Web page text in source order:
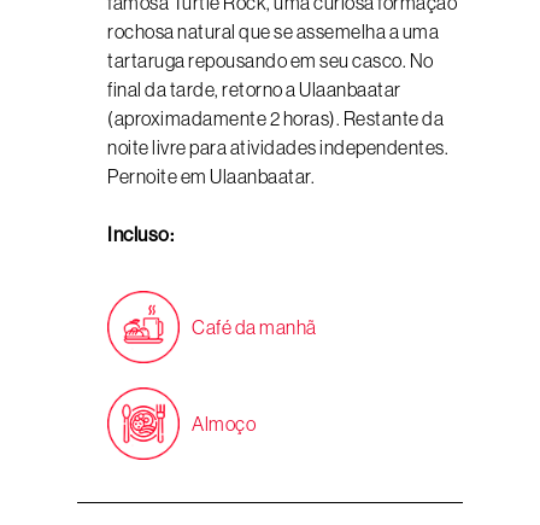
rochosa natural que se assemelha a uma
tartaruga repousando em seu casco. No
final da tarde, retorno a Ulaanbaatar
(aproximadamente 2 horas). Restante da
noite livre para atividades independentes.
Pernoite em Ulaanbaatar.
Incluso:
Café da manhã
Almoço